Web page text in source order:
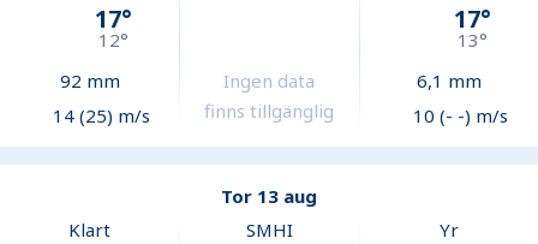
17°
12°
92 mm
14 (25) m/s
Ingen data
finns tillgänglig
17°
13°
6,1 mm
10 (- -) m/s
Tor 13 aug
Klart
SMHI Yr